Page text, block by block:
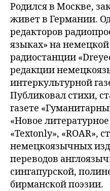
Родился в Москве,
живет в Германии.
редакторов
языках» на
радиостанции
редакции
интеркультурной
Публиковал стихи,
газете
«Новое
«Textonly», «ROAR»,
немецкоязычных
переводов
сингапурской,
бирманской поэзии.